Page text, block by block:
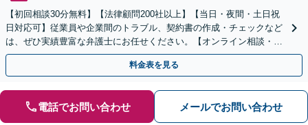
【初回相談30分無料】【法律顧問200社以上】【当日・夜間・土日祝
日対応可】従業員や企業間のトラブル、契約書の作成・チェックなど
は、ぜひ実績豊富な弁護士にお任せください。【オンライン相談・電
子契約に対応】
料金表を見る
電話でお問い合わせ メールでお問い合わせ